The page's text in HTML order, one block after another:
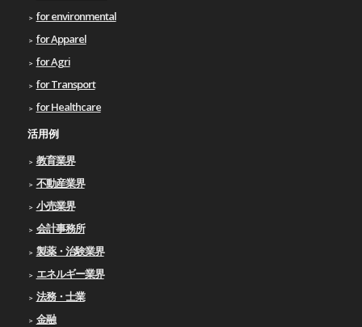
for environmental
for Apparel
for Agri
for Transport
for Healthcare
活用例
教育業界
不動産業界
小売業界
会計事務所
製薬・治験業界
エネルギー業界
法務・士業
金融